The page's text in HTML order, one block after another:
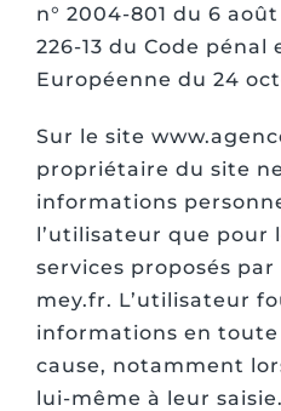
n° 2004-801 du 6
226-13 du Code pénal
Européenne du 24
Sur le site
propriétaire du site
informations
l’utilisateur que pour
services proposés
mey.fr. L’utilisateur
informations en toute
cause, notamment
lui-même à leur